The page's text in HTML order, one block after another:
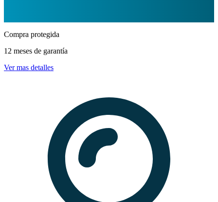
Compra protegida
12 meses de garantía
Ver mas detalles